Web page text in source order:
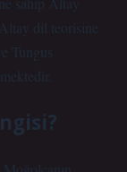
dil teorisine
Tungus